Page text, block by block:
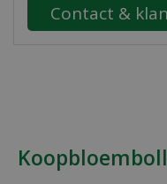
Contact &